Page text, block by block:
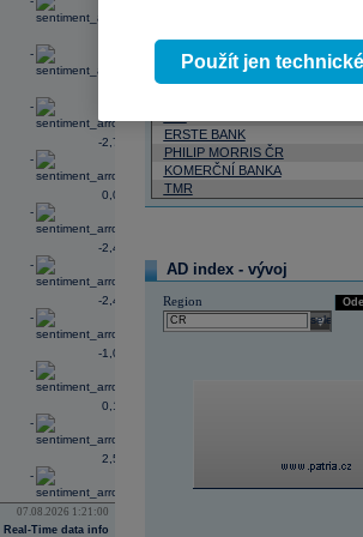
-
-
-
-2,78
-
0,02
-
-2,41
-
-2,49
-
-1,06
-
0,19
-
2,54
07.08.2026 1:21:00
Real-Time data info
06.08.2026 0:00:00
Název
ERSTE BANK
PHILIP MORRIS ČR
KOMERČNÍ BANKA
TMR
AD index - vývoj
Region
select
Použít jen